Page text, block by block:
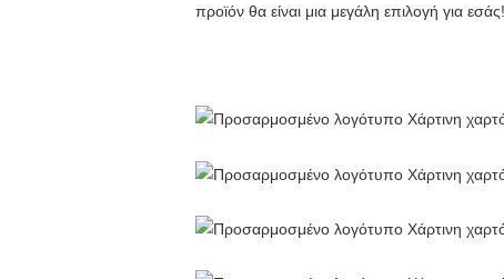
προϊόν θα είναι μια μεγάλη επιλογή για